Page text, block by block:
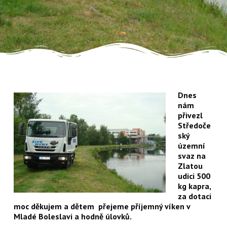
Dnes
nám
přivezl
Středoče
ský
územní
svaz na
Zlatou
udici 500
kg kapra,
za dotaci
moc děkujem a dětem přejeme příjemný víken v
Mladé Boleslavi a hodně úlovků.